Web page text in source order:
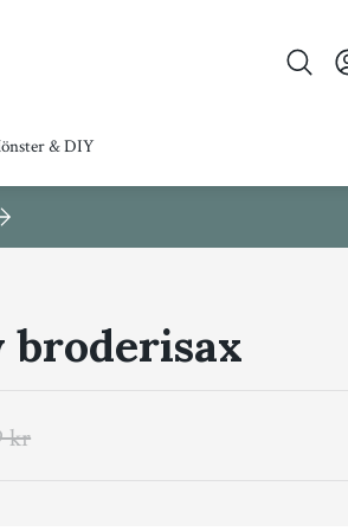
& DIY
broderisax
kr